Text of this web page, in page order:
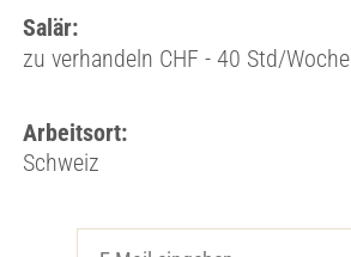
Salär:
zu verhandeln CHF - 40 Std/Woche
Arbeitsort:
Schweiz